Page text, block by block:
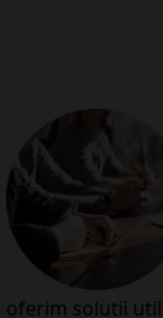
oferim solutii